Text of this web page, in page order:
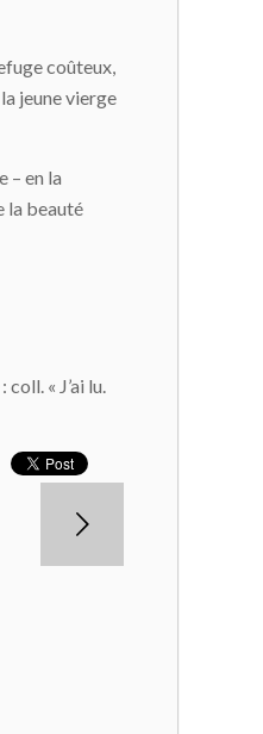
coûteux,
la jeune vierge
– en la
la beauté
« J’ai lu.